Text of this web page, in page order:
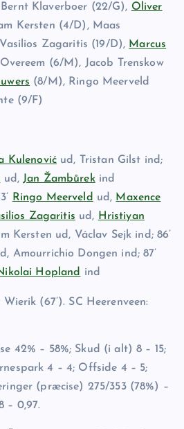
Klaverboer (22/G), Oliver
Kersten (4/D), Maas
Zagaritis (19/D), Marcus
(6/M), Jacob Trenskow
(8/M), Ringo Meerveld
(9/F)
Kulenović ud, Tristan Gilst ind;
ud, Jan Žambůrekind
Ringo Meerveld ud, Maxence
Zagaritis ud, Hristiyan
Kersten ud, Václav Sejk ind; 86’
Amourrichio Dongen ind; 87’
Hopland ind
(67’). SC Heerenveen:
42% – 58%; Skud (i alt) 8 – 15;
4 – 4; Offside 4 – 5;
(præcise) 275/353 (78%) –
– 0,97.